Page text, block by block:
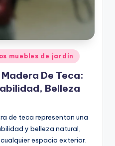
muebles de jardín
De Teca:
Belleza
de teca representan una
y belleza natural,
espacio exterior.